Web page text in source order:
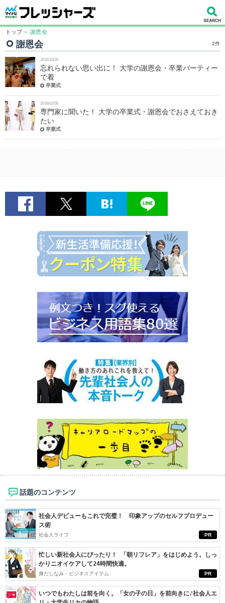
トップ ＞ 謝恩会
謝恩会 2件
2016/10/26
忘れられない思い出に！ 大学の謝恩会・卒業パーティー
で着
卒業式
2016/02/08
専門家に聞いた！ 大学の卒業式・謝恩会でおさえておき
たい
卒業式
話題のコンテンツ
PR
社会人デビューもこれで完璧！ 印象アップのセルフプロデュー
ス術
社会人ライフ
PR
忙しい新社会人にぴったり！ 「朝リフレア」をはじめよう。しっ
かりニオイケアして24時間快適。
身だしなみ・ビジネスアイテム
いつでもわたしは前を向く。「女の子の日」を前向きに♪社会人エ